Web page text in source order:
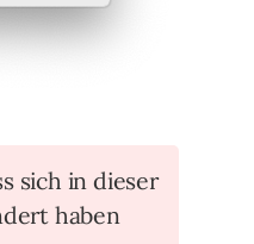
sich in dieser
haben